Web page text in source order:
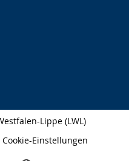
Lippe (LWL)
Cookie-Einstellungen